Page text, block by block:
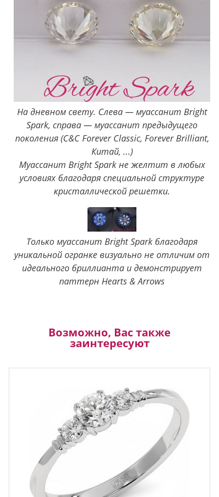
На дневном свету. Слева — муассанит Bright
Spark, справа — муассанит предыдущего
поколения (C&C Forever Classic, Forever Brilliant,
Китай, ...)
Муассанит Bright Spark не желтит в любых
условиях благодаря специальной структуре
кристаллической решетки.
Только муассанит Bright Spark благодаря
уникальной огранке визуально не отличим от
идеального бриллианта и демонстрирует
паттерн Hearts & Arrows
Возможно, Вас также
заинтересуют